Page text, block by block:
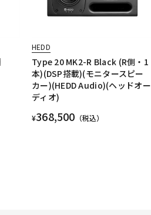
HEDD
Type 20 MK2-R Black (R側・1
本)(DSP搭載)(モニタースピー
カー)(HEDD Audio)(ヘッドオー
ディオ)
¥368,500 （税込）